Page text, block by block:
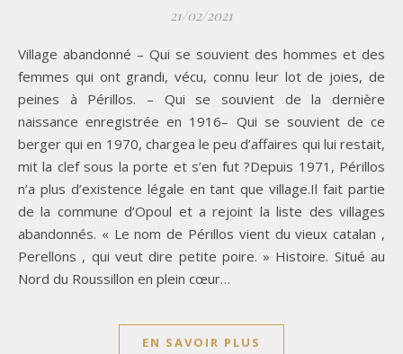
21/02/2021
Village abandonné – Qui se souvient des hommes et des
femmes qui ont grandi, vécu, connu leur lot de joies, de
peines à Périllos. – Qui se souvient de la dernière
naissance enregistrée en 1916– Qui se souvient de ce
berger qui en 1970, chargea le peu d’affaires qui lui restait,
mit la clef sous la porte et s’en fut ?Depuis 1971, Périllos
n’a plus d’existence légale en tant que village.Il fait partie
de la commune d’Opoul et a rejoint la liste des villages
abandonnés. « Le nom de Périllos vient du vieux catalan ,
Perellons , qui veut dire petite poire. » Histoire. Situé au
Nord du Roussillon en plein cœur…
EN SAVOIR PLUS